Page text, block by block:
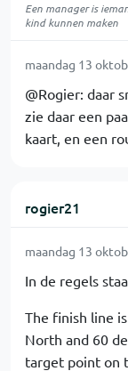
Een manager is
kind kunnen maken
maandag 13
@Rogier: daar
zie daar een
kaart, en een
rogier21
maandag 13
In de regels
The finish line
North and 60
target point on